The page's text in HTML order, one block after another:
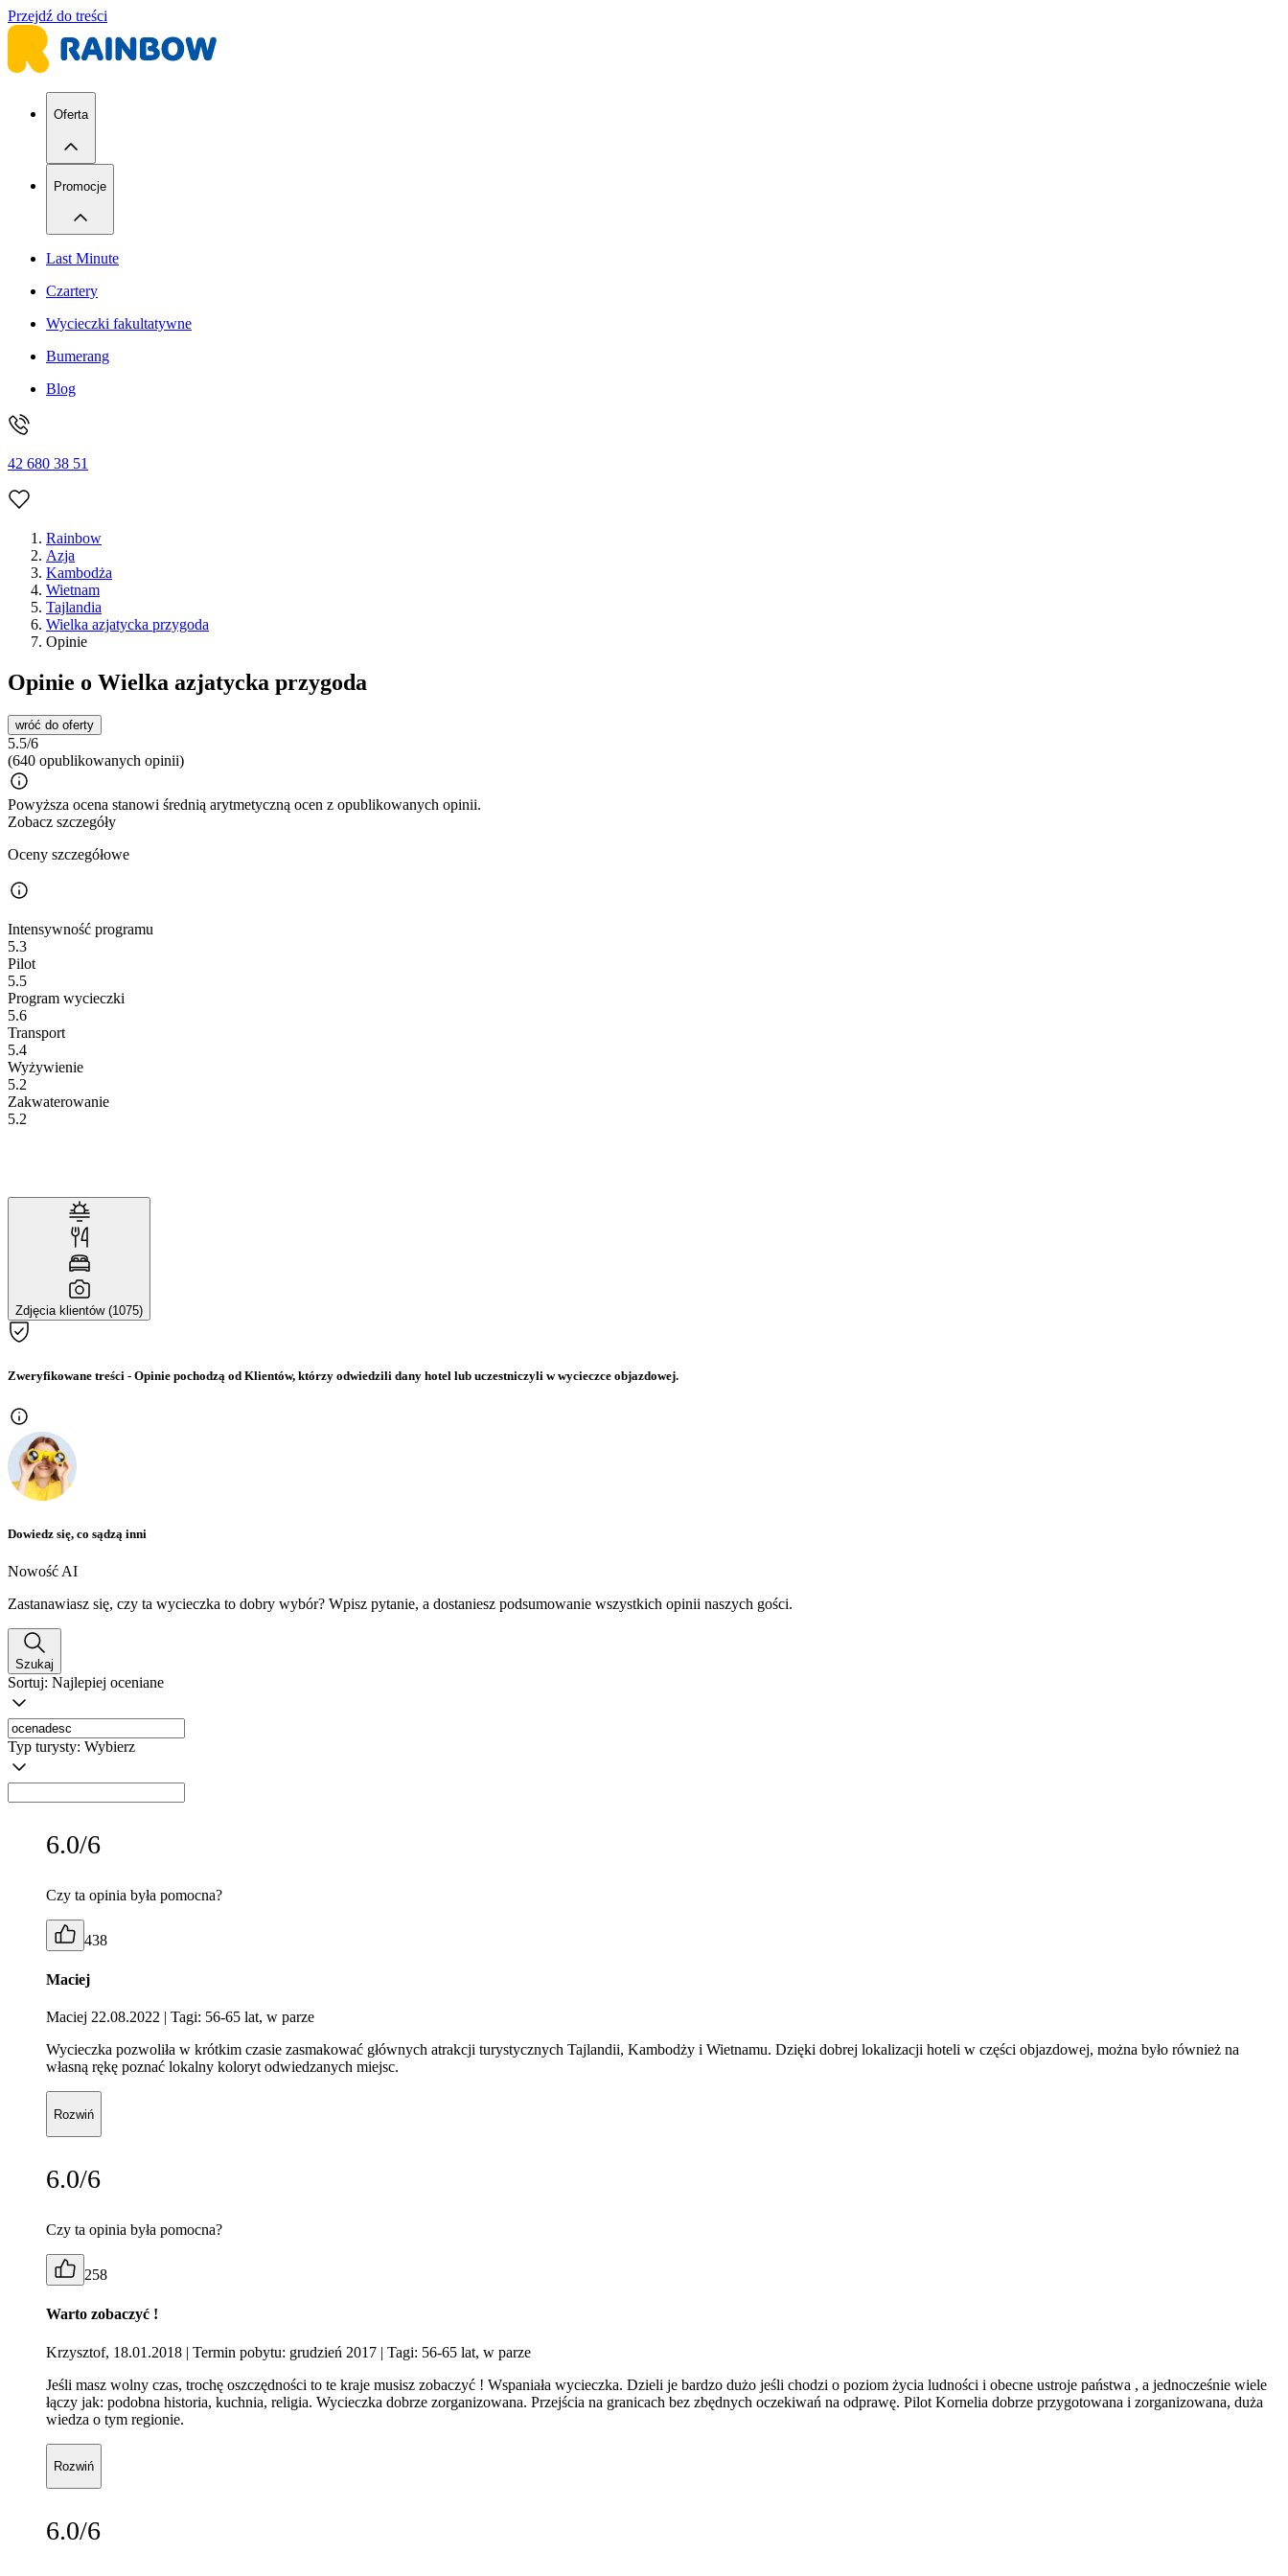
Przejdź do treści
Oferta
Promocje
Last Minute
Czartery
Wycieczki fakultatywne
Bumerang
Blog
42 680 38 51
Rainbow
Azja
Kambodża
Wietnam
Tajlandia
Wielka azjatycka przygoda
Opinie
Opinie o Wielka azjatycka przygoda
wróć do oferty
5.5/6
(640 opublikowanych opinii)
Powyższa ocena stanowi średnią arytmetyczną ocen z opublikowanych opinii.
Zobacz szczegóły
Oceny szczegółowe
Intensywność programu
5.3
Pilot
5.5
Program wycieczki
5.6
Transport
5.4
Wyżywienie
5.2
Zakwaterowanie
5.2
Zdjęcia klientów (1075)
Zweryfikowane treści - Opinie pochodzą od Klientów, którzy odwiedzili dany hotel lub uczestniczyli w wycieczce objazdowej.
Dowiedz się, co sądzą inni
Nowość AI
Zastanawiasz się, czy ta wycieczka to dobry wybór? Wpisz pytanie, a dostaniesz podsumowanie wszystkich opinii naszych gości.
Szukaj
Sortuj: Najlepiej oceniane
Typ turysty: Wybierz
6.0/6
Czy ta opinia była pomocna?
438
Maciej
Maciej 22.08.2022 | Tagi: 56-65 lat, w parze
Wycieczka pozwoliła w krótkim czasie zasmakować głównych atrakcji turystycznych Tajlandii, Kambodży i Wietnamu. Dzięki dobrej lokalizacji hoteli w części objazdowej, można było również na
własną rękę poznać lokalny koloryt odwiedzanych miejsc.
Rozwiń
6.0/6
Czy ta opinia była pomocna?
258
Warto zobaczyć !
Krzysztof, 18.01.2018 | Termin pobytu: grudzień 2017 | Tagi: 56-65 lat, w parze
Jeśli masz wolny czas, trochę oszczędności to te kraje musisz zobaczyć ! Wspaniała wycieczka. Dzieli je bardzo dużo jeśli chodzi o poziom życia ludności i obecne ustroje państwa , a jednocześnie wiele
łączy jak: podobna historia, kuchnia, religia. Wycieczka dobrze zorganizowana. Przejścia na granicach bez zbędnych oczekiwań na odprawę. Pilot Kornelia dobrze przygotowana i zorganizowana, duża
wiedza o tym regionie.
Rozwiń
6.0/6